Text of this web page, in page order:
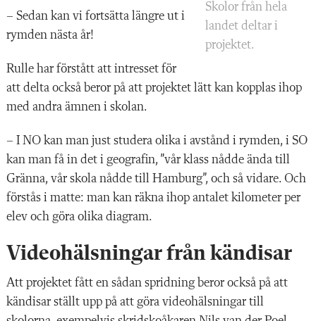
Skolor från hela
landet deltar i
projektet.
– Sedan kan vi fortsätta längre ut i
rymden nästa år!
Rulle har förstått att intresset för
att delta också beror på att projektet lätt kan kopplas ihop
med andra ämnen i skolan.
– I NO kan man just studera olika i avstånd i rymden, i SO
kan man få in det i geografin, ”vår klass nådde ända till
Gränna, vår skola nådde till Hamburg”, och så vidare. Och
förstås i matte: man kan räkna ihop antalet kilometer per
elev och göra olika diagram.
Videohälsningar från kändisar
Att projektet fått en sådan spridning beror också på att
kändisar ställt upp på att göra videohälsningar till